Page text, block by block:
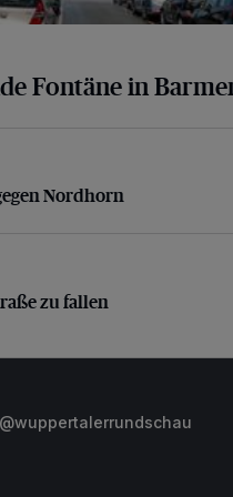
Fontäne in
Nordhorn
Nordhorn
zu fallen
zu fallen
@wuppertalerrundschau